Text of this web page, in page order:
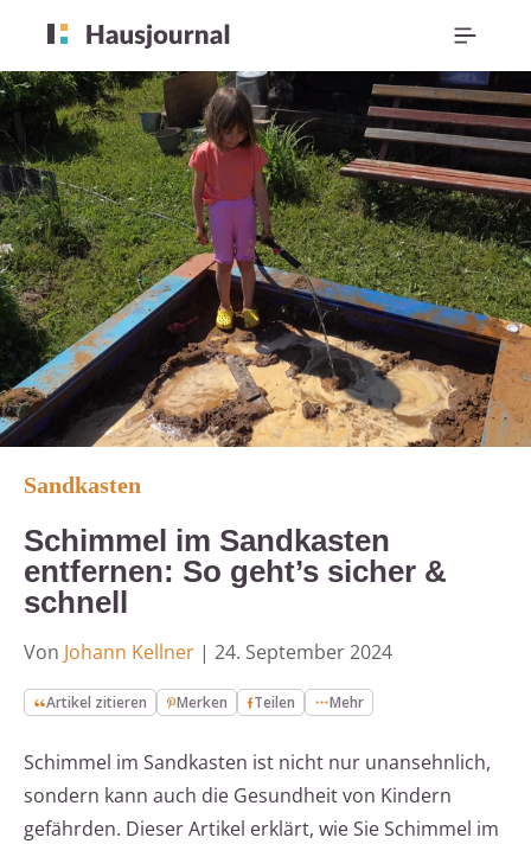
Sandkasten
Schimmel im Sandkasten
entfernen: So geht’s sicher &
schnell
Von Johann Kellner | 24. September 2024
Artikel zitieren Merken Teilen Mehr
Schimmel im Sandkasten ist nicht nur unansehnlich,
sondern kann auch die Gesundheit von Kindern
gefährden. Dieser Artikel erklärt, wie Sie Schimmel im